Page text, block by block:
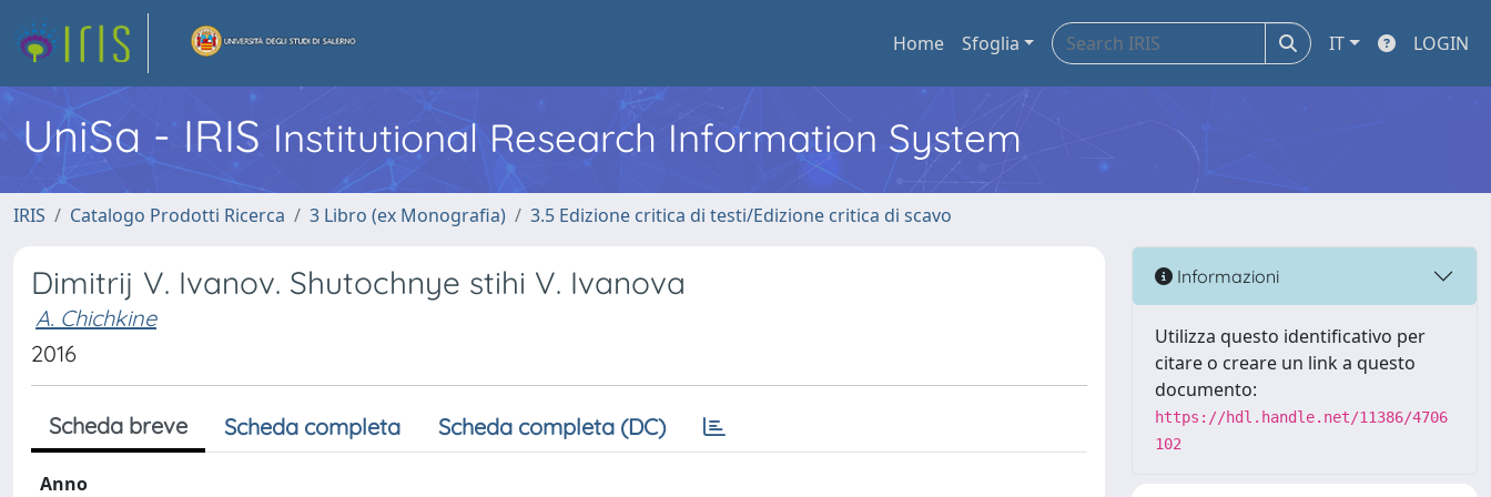
Home Sfoglia IT LOGIN
UniSa - IRIS Institutional Research Information System
IRIS Catalogo Prodotti Ricerca 3 Libro (ex Monografia) 3.5 Edizione critica di testi/Edizione critica di scavo
Dimitrij V. Ivanov. Shutochnye stihi V. Ivanova
A. Chichkine
2016
Scheda breve Scheda completa Scheda completa (DC)
Anno
Informazioni
Utilizza questo identificativo per
citare o creare un link a questo
documento:
https://hdl.handle.net/11386/4706
102